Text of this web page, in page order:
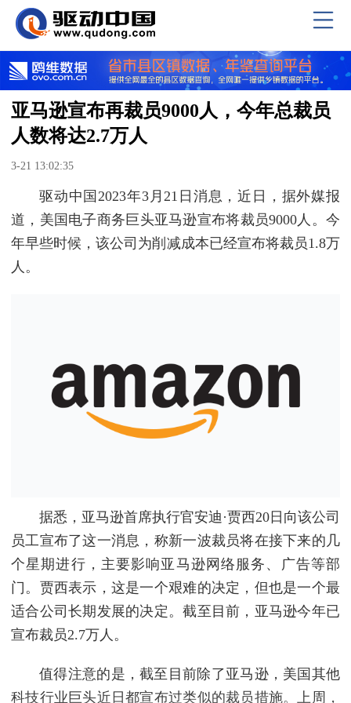
亚马逊宣布再裁员9000人，今年总裁员
人数将达2.7万人
3-21 13:02:35
驱动中国2023年3月21日消息，近日，据外媒报
道，美国电子商务巨头亚马逊宣布将裁员9000人。今
年早些时候，该公司为削减成本已经宣布将裁员1.8万
人。
据悉，亚马逊首席执行官安迪·贾西20日向该公司
员工宣布了这一消息，称新一波裁员将在接下来的几
个星期进行，主要影响亚马逊网络服务、广告等部
门。贾西表示，这是一个艰难的决定，但也是一个最
适合公司长期发展的决定。截至目前，亚马逊今年已
宣布裁员2.7万人。
值得注意的是，截至目前除了亚马逊，美国其他
科技行业巨头近日都宣布过类似的裁员措施。上周，